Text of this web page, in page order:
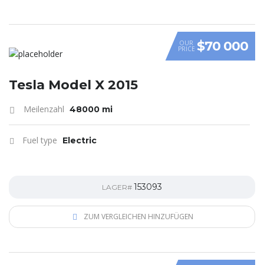
OUR
PRICE $70 000
Tesla Model X 2015
Meilenzahl 48000 mi
Fuel type Electric
LAGER# 153093
ZUM VERGLEICHEN HINZUFÜGEN